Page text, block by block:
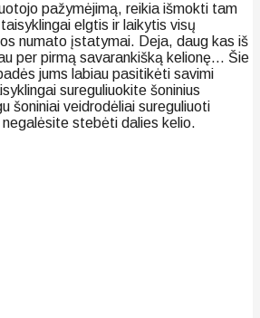
pažymėjimą, reikia išmokti tam
elgtis ir laikytis visų
numato įstatymai. Deja, daug kas iš
per pirmą savarankišką kelionę… Šie
jums labiau pasitikėti savimi
sureguliuokite šoninius
šoniniai veidrodėliai sureguliuoti
stebėti dalies kelio.